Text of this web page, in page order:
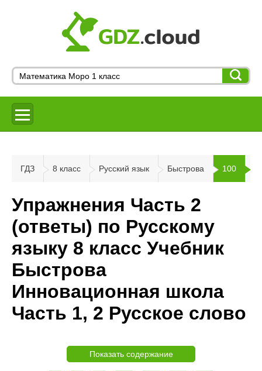
ГДЗ 8 класс Русский язык Быстрова 100
Упражнения Часть 2
(ответы) по Русскому
языку 8 класс Учебник
Быстрова
Инновационная школа
Часть 1, 2 Русское слово
Показать содержание